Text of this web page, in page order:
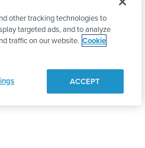
CONDUITE
other tracking technologies to
targeted ads, and to analyze
traffic on our website. Cookie
ACCEPT